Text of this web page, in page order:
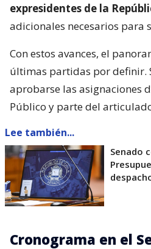
expresidentes de la
adicionales necesarios para
Con estos avances, el
últimas partidas por definir.
aprobarse las asignaciones
Público y parte del
Lee también...
Senado
Cronograma en el